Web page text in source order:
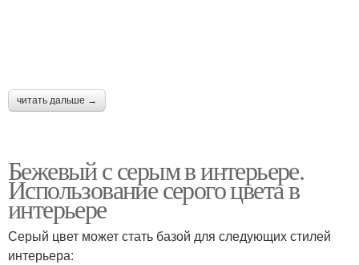
читать дальше →
Бежевый с серым в интерьере.
Использование серого цвета в
интерьере
Серый цвет может стать базой для следующих стилей
интерьера: